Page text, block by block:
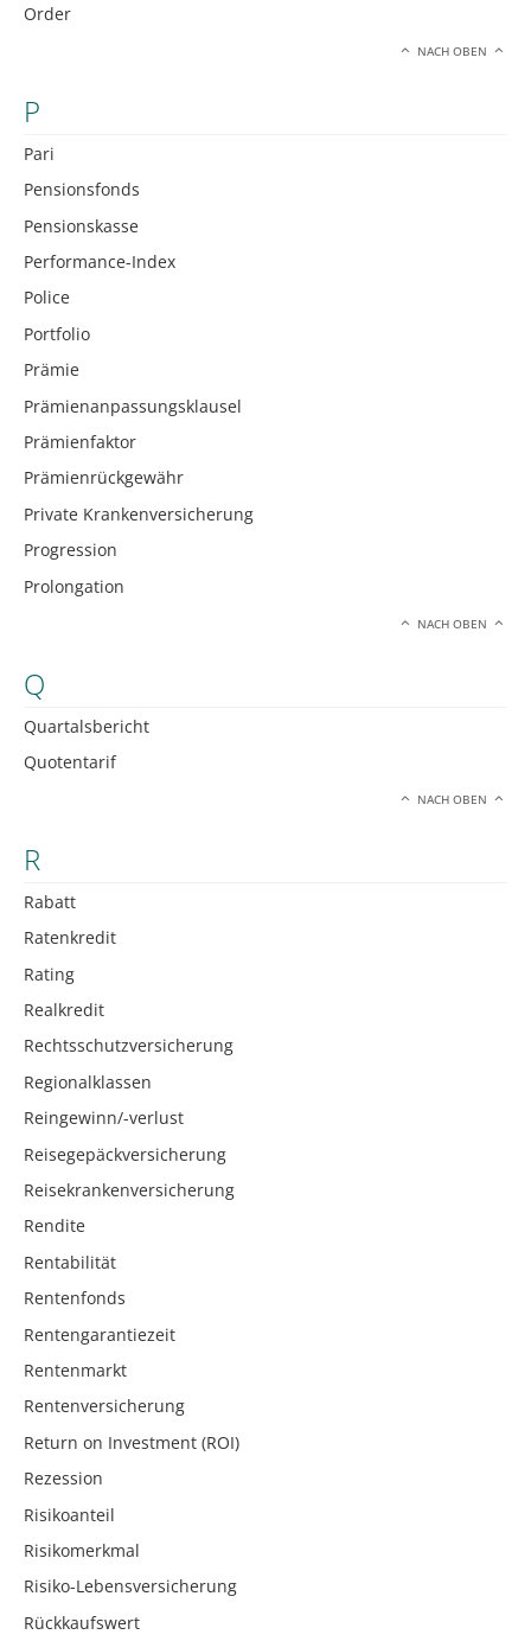
Order
NACH OBEN
P
Pari
Pensionsfonds
Pensionskasse
Performance-Index
Police
Portfolio
Prämie
Prämienanpassungsklausel
Prämienfaktor
Prämienrückgewähr
Private Krankenversicherung
Progression
Prolongation
NACH OBEN
Q
Quartalsbericht
Quotentarif
NACH OBEN
R
Rabatt
Ratenkredit
Rating
Realkredit
Rechtsschutzversicherung
Regionalklassen
Reingewinn/-verlust
Reisegepäckversicherung
Reisekrankenversicherung
Rendite
Rentabilität
Rentenfonds
Rentengarantiezeit
Rentenmarkt
Rentenversicherung
Return on Investment (ROI)
Rezession
Risikoanteil
Risikomerkmal
Risiko-Lebensversicherung
Rückkaufswert